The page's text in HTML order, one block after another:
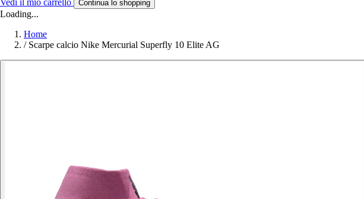
Continua lo shopping
Loading...
Home
/ Scarpe calcio Nike Mercurial Superfly 10 Elite AG